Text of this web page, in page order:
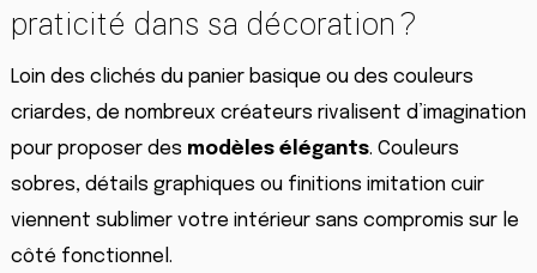
praticité dans sa décoration ?
Loin des clichés du panier basique ou des couleurs
criardes, de nombreux créateurs rivalisent d’imagination
pour proposer des modèles élégants. Couleurs
sobres, détails graphiques ou finitions imitation cuir
viennent sublimer votre intérieur sans compromis sur le
côté fonctionnel.